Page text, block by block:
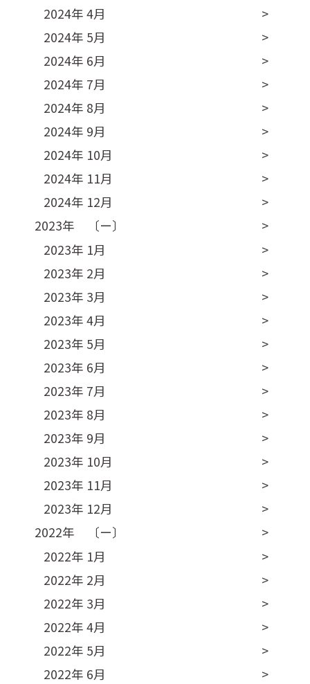
2024年 4月
2024年 5月
2024年 6月
2024年 7月
2024年 8月
2024年 9月
2024年 10月
2024年 11月
2024年 12月
2023年 〔ー〕
2023年 1月
2023年 2月
2023年 3月
2023年 4月
2023年 5月
2023年 6月
2023年 7月
2023年 8月
2023年 9月
2023年 10月
2023年 11月
2023年 12月
2022年 〔ー〕
2022年 1月
2022年 2月
2022年 3月
2022年 4月
2022年 5月
2022年 6月